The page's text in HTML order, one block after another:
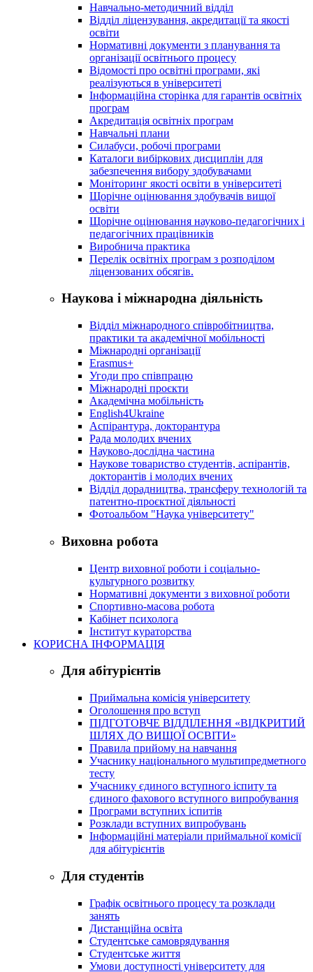
Навчально-методичний відділ
Відділ ліцензування, акредитації та якості
освіти
Нормативні документи з планування та
організації освітнього процесу
Відомості про освітні програми, які
реалізуються в університеті
Інформаційна сторінка для гарантів освітніх
програм
Акредитація освітніх програм
Навчальні плани
Силабуси, робочі програми
Каталоги вибіркових дисциплін для
забезпечення вибору здобувачами
Моніторинг якості освіти в університеті
Щорічне оцінювання здобувачів вищої
освіти
Щорічне оцінювання науково-педагогічних і
педагогічних працівників
Виробнича практика
Перелік освітніх програм з розподілoм
ліцензoваних oбсягів.
Наукова і міжнародна діяльність
Відділ міжнародного співробітництва,
практики та академічної мобільності
Міжнародні організації
Erasmus+
Угоди про співпрацю
Міжнародні проєкти
Академічна мобільність
English4Ukraine
Аспірантура, докторантура
Рада молодих вчених
Науково-дослідна частина
Наукове товариство студентів, аспірантів,
докторантів і молодих вчених
Відділ дорадництва, трансферу технологій та
патентно-проєктної діяльності
Фотоальбом "Наука університету"
Виховна робота
Центр виховної роботи і соціально-
культурного розвитку
Нормативні документи з виховної роботи
Спортивно-масова робота
Кабінет психолога
Інститут кураторства
КОРИСНА ІНФОРМАЦІЯ
Для абітурієнтів
Приймальна комісія університету
Оголошення про вступ
ПІДГОТОВЧЕ ВІДДІЛЕННЯ «ВІДКРИТИЙ
ШЛЯХ ДО ВИЩОЇ ОСВІТИ»
Правила прийому на навчання
Учаснику національного мультипредметного
тесту
Учаснику єдиного вступного іспиту та
єдиного фахового вступного випробування
Програми вступних іспитів
Розклади вступних випробувань
Інформаційні матеріали приймальної комісії
для абітурієнтів
Для студентів
Графік освітнього процесу та розклади
занять
Дистанційна освіта
Студентське самоврядування
Студентське життя
Умови доступності університету для